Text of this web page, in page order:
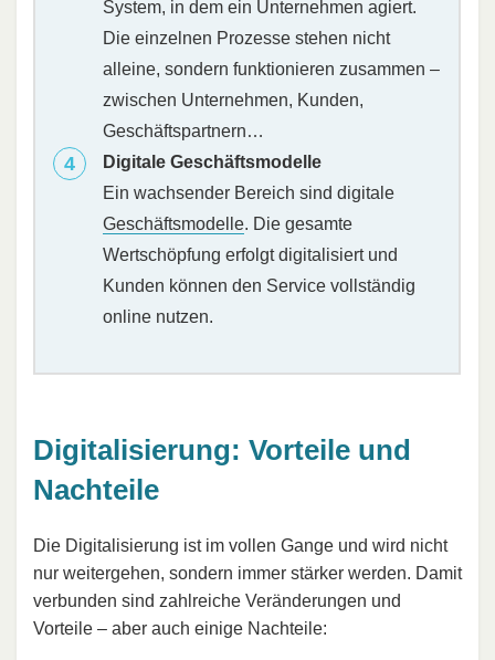
System, in dem ein Unternehmen agiert.
Die einzelnen Prozesse stehen nicht
alleine, sondern funktionieren zusammen –
zwischen Unternehmen, Kunden,
Geschäftspartnern…
Digitale Geschäftsmodelle
Ein wachsender Bereich sind digitale
Geschäftsmodelle. Die gesamte
Wertschöpfung erfolgt digitalisiert und
Kunden können den Service vollständig
online nutzen.
Digitalisierung: Vorteile und
Nachteile
Die Digitalisierung ist im vollen Gange und wird nicht
nur weitergehen, sondern immer stärker werden. Damit
verbunden sind zahlreiche Veränderungen und
Vorteile – aber auch einige Nachteile: